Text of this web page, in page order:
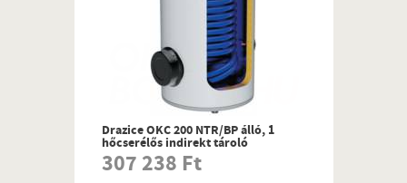
Drazice OKC 200 NTR/BP álló, 1
hőcserélős indirekt tároló
307 238 Ft